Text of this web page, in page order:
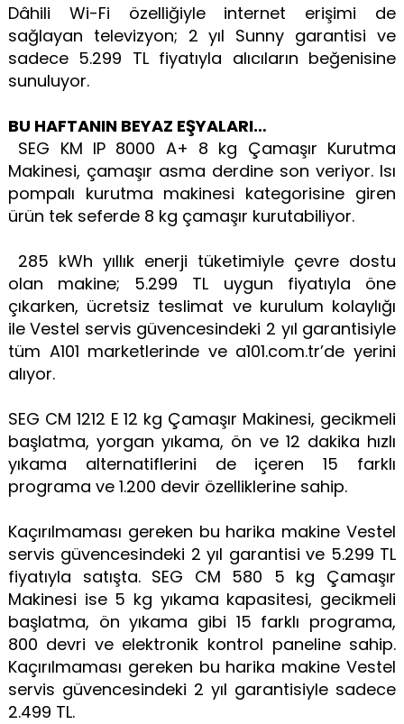
Dâhili Wi-Fi özelliğiyle internet erişimi de
sağlayan televizyon; 2 yıl Sunny garantisi ve
sadece 5.299 TL fiyatıyla alıcıların beğenisine
sunuluyor.
BU HAFTANIN BEYAZ EŞYALARI…
SEG KM IP 8000 A+ 8 kg Çamaşır Kurutma
Makinesi, çamaşır asma derdine son veriyor. Isı
pompalı kurutma makinesi kategorisine giren
ürün tek seferde 8 kg çamaşır kurutabiliyor.
285 kWh yıllık enerji tüketimiyle çevre dostu
olan makine; 5.299 TL uygun fiyatıyla öne
çıkarken, ücretsiz teslimat ve kurulum kolaylığı
ile Vestel servis güvencesindeki 2 yıl garantisiyle
tüm A101 marketlerinde ve a101.com.tr’de yerini
alıyor.
SEG CM 1212 E 12 kg Çamaşır Makinesi, gecikmeli
başlatma, yorgan yıkama, ön ve 12 dakika hızlı
yıkama alternatiflerini de içeren 15 farklı
programa ve 1.200 devir özelliklerine sahip.
Kaçırılmaması gereken bu harika makine Vestel
servis güvencesindeki 2 yıl garantisi ve 5.299 TL
fiyatıyla satışta. SEG CM 580 5 kg Çamaşır
Makinesi ise 5 kg yıkama kapasitesi, gecikmeli
başlatma, ön yıkama gibi 15 farklı programa,
800 devri ve elektronik kontrol paneline sahip.
Kaçırılmaması gereken bu harika makine Vestel
servis güvencesindeki 2 yıl garantisiyle sadece
2.499 TL.